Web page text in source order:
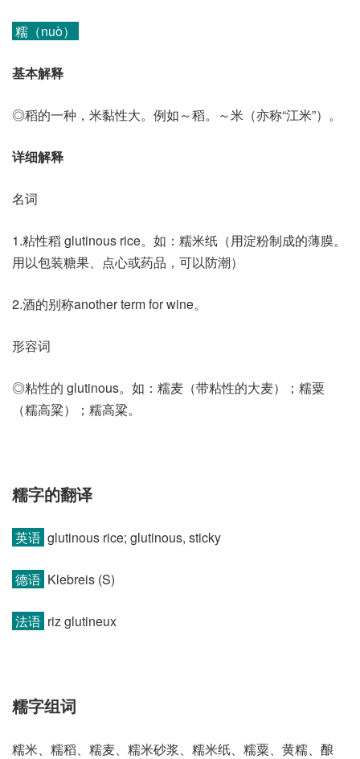
糯（nuò）
基本解释
◎稻的一种，米黏性大。例如～稻。～米（亦称“江米”）。
详细解释
名词
1.粘性稻 glutinous rice。如：糯米纸（用淀粉制成的薄膜。
用以包装糖果、点心或药品，可以防潮）
2.酒的别称another term for wine。
形容词
◎粘性的 glutinous。如：糯麦（带粘性的大麦）；糯粟
（糯高粱）；糯高粱。
糯字的翻译
英语 glutinous rice; glutinous, sticky
德语 Klebreis (S)
法语 riz glutineux
糯字组词
糯米、糯稻、糯麦、糯米砂浆、糯米纸、糯粟、黄糯、酿